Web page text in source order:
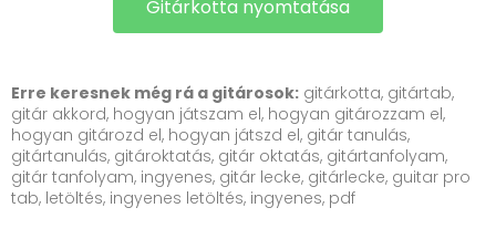
Gitárkotta nyomtatása
Erre keresnek még rá a gitárosok: gitárkotta, gitártab,
gitár akkord, hogyan játszam el, hogyan gitározzam el,
hogyan gitározd el, hogyan játszd el, gitár tanulás,
gitártanulás, gitároktatás, gitár oktatás, gitártanfolyam,
gitár tanfolyam, ingyenes, gitár lecke, gitárlecke, guitar pro
tab, letöltés, ingyenes letöltés, ingyenes, pdf